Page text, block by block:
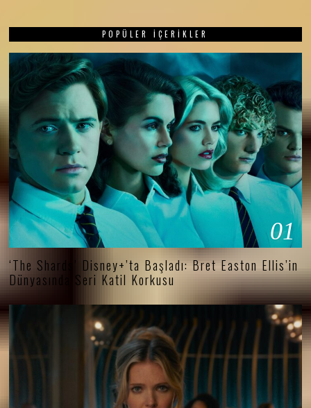
POPÜLER İÇERIKLER
01
‘The Shards’ Disney+’ta Başladı: Bret Easton Ellis’in
Dünyasında Seri Katil Korkusu